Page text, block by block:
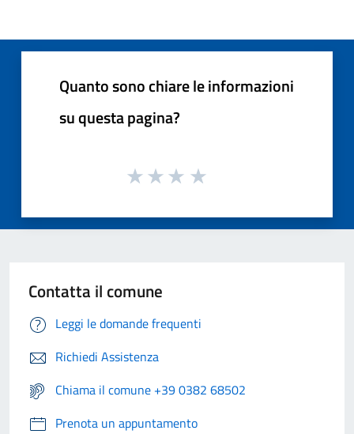
Quanto sono chiare le informazioni
su questa pagina?
Contatta il comune
Leggi le domande frequenti
Richiedi Assistenza
Chiama il comune +39 0382 68502
Prenota un appuntamento